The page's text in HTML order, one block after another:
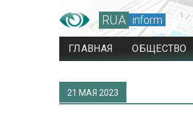
RUA inform
ГЛАВНАЯ ОБЩЕСТВО
21 МАЯ 2023